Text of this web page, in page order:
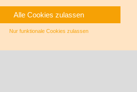
Alle Cookies zulassen
Nur funktionale Cookies zulassen